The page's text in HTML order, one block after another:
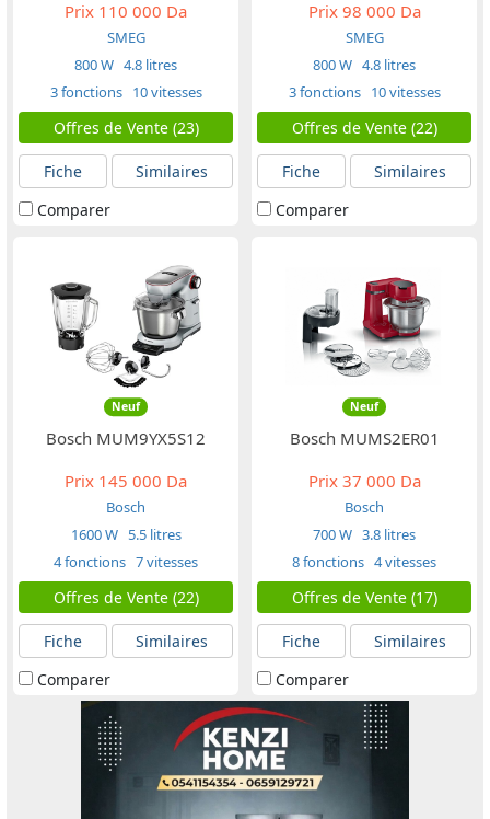
Prix 110 000 Da
SMEG
800 W 4.8 litres
3 fonctions 10 vitesses
Offres de Vente (23)
Fiche
Similaires
Comparer
Prix98 000 Da
SMEG
800 W 4.8 litres
3 fonctions 10 vitesses
Offres de Vente (22)
Fiche
Similaires
Comparer
Neuf
Bosch MUM9YX5S12
Prix 145 000 Da
Bosch
1600 W 5.5 litres
4 fonctions 7 vitesses
Offres de Vente (22)
Fiche
Similaires
Comparer
Neuf
Bosch MUMS2ER01
Prix37 000 Da
Bosch
700 W 3.8 litres
8 fonctions 4 vitesses
Offres de Vente (17)
Fiche
Similaires
Comparer